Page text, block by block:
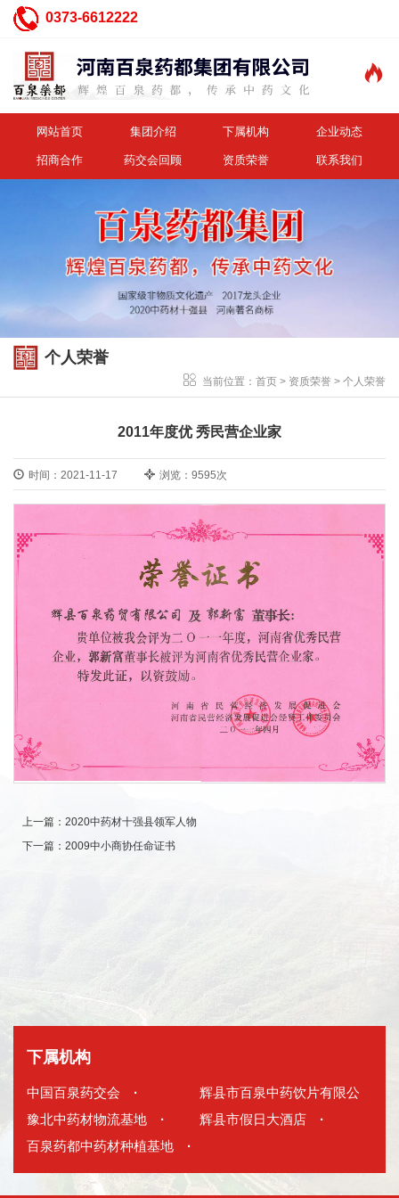
0373-6612222

网站首页 集团介绍 下属机构 企业动态
招商合作 药交会回顾 资质荣誉 联系我们
个人荣誉
当前位置： 首页 > 资质荣誉 > 个人荣誉
2011年度优 秀民营企业家
时间：2021-11-17 浏览：9595次
上一篇： 2020中药材十强县领军人物
下一篇： 2009中小商协任命证书
下属机构
中国百泉药交会 ·
辉县市百泉中药饮片有限公
司
·
豫北中药材物流基地 · 辉县市假日大酒店
·
百泉药都中药材种植基地
·